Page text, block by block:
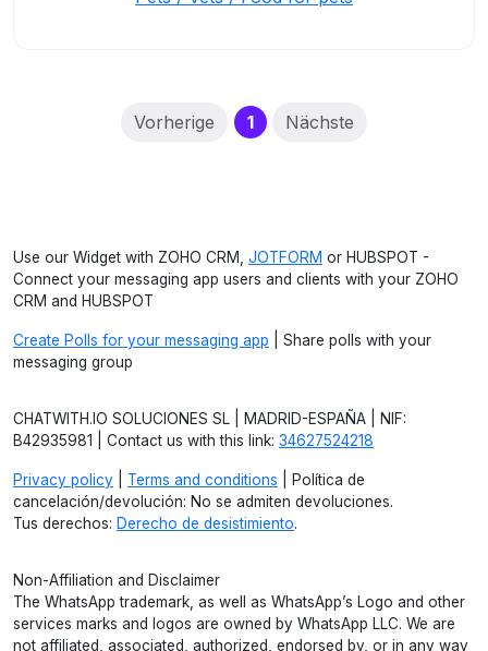
Vorherige 1(current)
Nächste
Use our Widget with ZOHO CRM, JOTFORM or HUBSPOT -
Connect your messaging app users and clients with your ZOHO
CRM and HUBSPOT
Create Polls for your messaging app | Share polls with your
messaging group
CHATWITH.IO SOLUCIONES SL | MADRID-ESPAÑA | NIF:
B42935981 | Contact us with this link: 34627524218
Privacy policy Terms and conditions | Política de
cancelación/devolución: No se admiten devoluciones.
Tus derechos: Derecho de desistimiento.
Non-Affiliation and Disclaimer
The WhatsApp trademark, as well as WhatsApp’s Logo and other
services marks and logos are owned by WhatsApp LLC. We are
not affiliated, associated, authorized, endorsed by, or in any way